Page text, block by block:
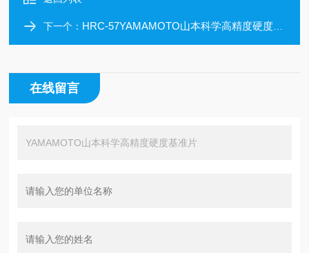
下一个： HRC-57YAMAMOTO山本科学高精度硬度基准片
在线留言